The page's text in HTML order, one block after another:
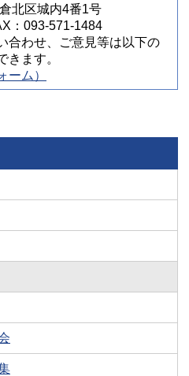
北区城内4番1号
：093-571-1484
合わせ、ご意見等は以下の
きます。
ーム）